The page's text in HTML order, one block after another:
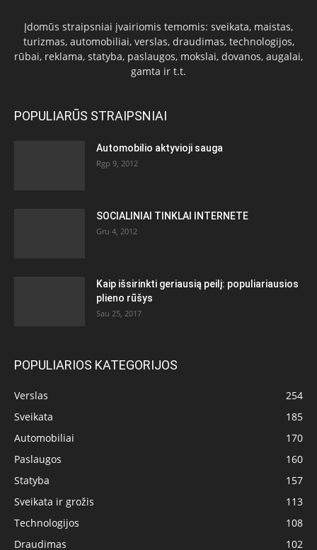
Įdomūs straipsniai įvairiomis temomis: sveikata, maistas,
turizmas, automobiliai, verslas, draudimas, technologijos,
rūbai, reklama, statyba, paslaugos, mokslai, dovanos, augalai,
gamta ir t.t.
POPULIARŪS STRAIPSNIAI
Automobilio aktyvioji sauga
Rgp 9, 2012
SOCIALINIAI TINKLAI INTERNETE
Gru 4, 2012
Kaip išsirinkti geriausią peilį: populiariausios
plieno rūšys
Sau 25, 2017
POPULIARIOS KATEGORIJOS
Verslas
254
Sveikata
185
Automobiliai
170
Paslaugos
160
Statyba
157
Sveikata ir grožis
113
Technologijos
108
Draudimas
102